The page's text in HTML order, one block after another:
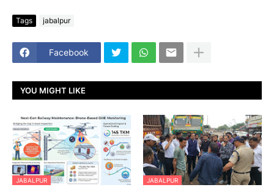
Tags jabalpur
Facebook
YOU MIGHT LIKE
JABALPUR JABALPUR